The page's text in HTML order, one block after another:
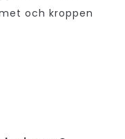
och kroppen